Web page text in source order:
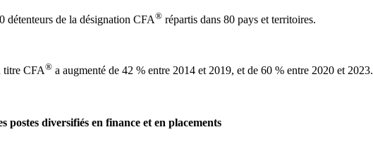
détenteurs de la désignation CFA® répartis dans 80 pays et territoires.
titre CFA® a augmenté de 42 % entre 2014 et 2019, et de 60 % entre 2020 et 2023.
postes diversifiés en finance et en placements